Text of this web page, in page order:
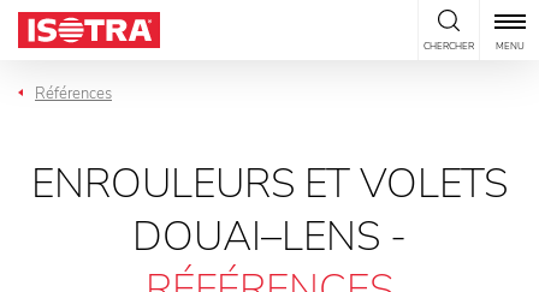
Passer au contenu
CHERCHER MENU
Références
ENROULEURS ET VOLETS
DOUAI–LENS -